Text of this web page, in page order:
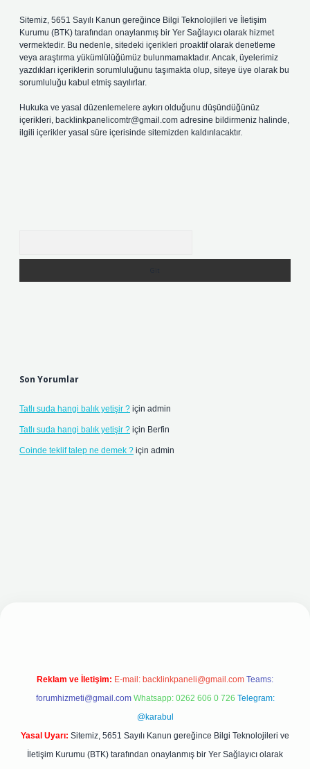
Sitemiz, 5651 Sayılı Kanun gereğince Bilgi Teknolojileri ve İletişim
Kurumu (BTK) tarafından onaylanmış bir Yer Sağlayıcı olarak hizmet
vermektedir. Bu nedenle, sitedeki içerikleri proaktif olarak denetleme
veya araştırma yükümlülüğümüz bulunmamaktadır. Ancak, üyelerimiz
yazdıkları içeriklerin sorumluluğunu taşımakta olup, siteye üye olarak bu
sorumluluğu kabul etmiş sayılırlar.
Hukuka ve yasal düzenlemelere aykırı olduğunu düşündüğünüz
içerikleri, backlinkpanelicomtr@gmail.com adresine bildirmeniz halinde,
ilgili içerikler yasal süre içerisinde sitemizden kaldırılacaktır.
Son Yorumlar
Tatlı suda hangi balık yetişir ? için admin
Tatlı suda hangi balık yetişir ? için Berfin
Coinde teklif talep ne demek ? için admin
Reklam ve İletişim: E-mail: backlinkpaneli@gmail.com Teams:
forumhizmeti@gmail.com Whatsapp: 0262 606 0 726 Telegram:
@karabul
Yasal Uyarı: Sitemiz, 5651 Sayılı Kanun gereğince Bilgi Teknolojileri ve
İletişim Kurumu (BTK) tarafından onaylanmış bir Yer Sağlayıcı olarak